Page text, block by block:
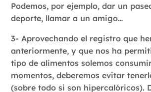
Podemos, por ejemplo, dar un
deporte, llamar a un amigo…
3- Aprovechando el registro que
anteriormente, y que nos ha
tipo de alimentos solemos
momentos, deberemos evitar
(sobre todo si son hipercalóricos).